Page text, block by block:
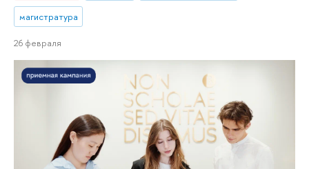
магистратура
26 февраля